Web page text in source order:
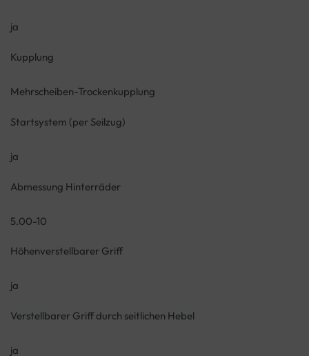
ja
Kupplung
Mehrscheiben-Trockenkupplung
Startsystem (per Seilzug)
ja
Abmessung Hinterräder
5.00-10
Höhenverstellbarer Griff
ja
Verstellbarer Griff durch seitlichen Hebel
ja